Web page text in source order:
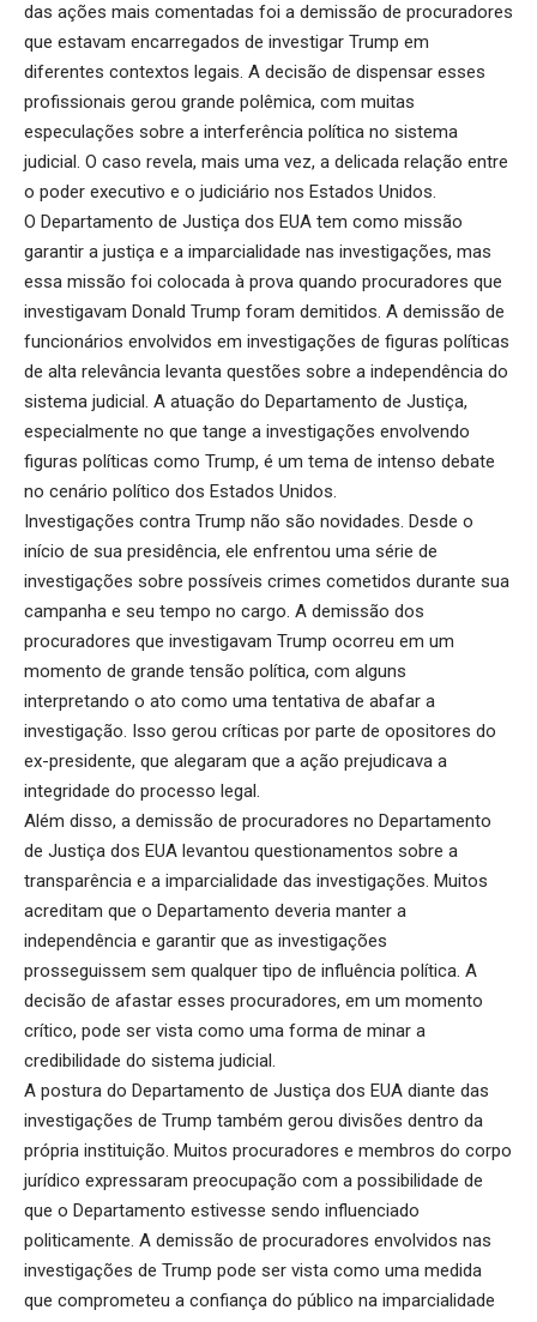
das ações mais comentadas foi a demissão de procuradores
que estavam encarregados de investigar Trump em
diferentes contextos legais. A decisão de dispensar esses
profissionais gerou grande polêmica, com muitas
especulações sobre a interferência política no sistema
judicial. O caso revela, mais uma vez, a delicada relação entre
o poder executivo e o judiciário nos Estados Unidos.
O Departamento de Justiça dos EUA tem como missão
garantir a justiça e a imparcialidade nas investigações, mas
essa missão foi colocada à prova quando procuradores que
investigavam Donald Trump foram demitidos. A demissão de
funcionários envolvidos em investigações de figuras políticas
de alta relevância levanta questões sobre a independência do
sistema judicial. A atuação do Departamento de Justiça,
especialmente no que tange a investigações envolvendo
figuras políticas como Trump, é um tema de intenso debate
no cenário político dos Estados Unidos.
Investigações contra Trump não são novidades. Desde o
início de sua presidência, ele enfrentou uma série de
investigações sobre possíveis crimes cometidos durante sua
campanha e seu tempo no cargo. A demissão dos
procuradores que investigavam Trump ocorreu em um
momento de grande tensão política, com alguns
interpretando o ato como uma tentativa de abafar a
investigação. Isso gerou críticas por parte de opositores do
ex-presidente, que alegaram que a ação prejudicava a
integridade do processo legal.
Além disso, a demissão de procuradores no Departamento
de Justiça dos EUA levantou questionamentos sobre a
transparência e a imparcialidade das investigações. Muitos
acreditam que o Departamento deveria manter a
independência e garantir que as investigações
prosseguissem sem qualquer tipo de influência política. A
decisão de afastar esses procuradores, em um momento
crítico, pode ser vista como uma forma de minar a
credibilidade do sistema judicial.
A postura do Departamento de Justiça dos EUA diante das
investigações de Trump também gerou divisões dentro da
própria instituição. Muitos procuradores e membros do corpo
jurídico expressaram preocupação com a possibilidade de
que o Departamento estivesse sendo influenciado
politicamente. A demissão de procuradores envolvidos nas
investigações de Trump pode ser vista como uma medida
que comprometeu a confiança do público na imparcialidade